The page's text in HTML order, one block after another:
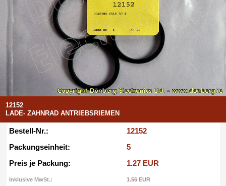
12152
LADE- ZAHNRAD ANTRIEBSRIEMEN
Bestell-Nr.:
12152
Packungseinheit:
5
Preis je Packung:
1.27 EUR
Inklusive MwSt.: 1.56 EUR